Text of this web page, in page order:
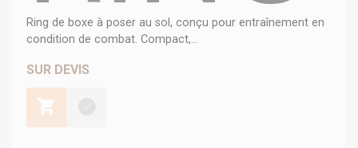
Ring de boxe à poser au sol, conçu pour entraînement en
condition de combat. Compact,...
SUR DEVIS